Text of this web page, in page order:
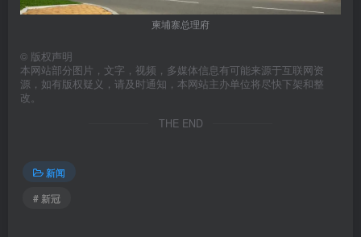
柬埔寨总理府
© 版权声明
本网站部分图片，文字，视频，多媒体信息有可能来源于互联网资
源，如有版权疑义，请及时通知，本网站主办单位将尽快下架和整
改。
THE END
新闻
# 新冠